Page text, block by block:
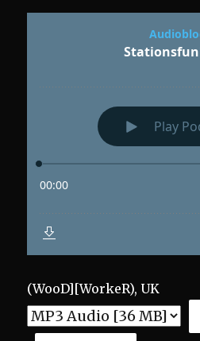
(WooD][WorkeR),UK